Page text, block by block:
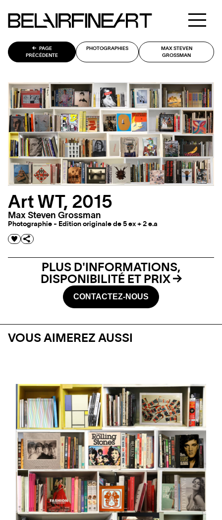
PAGE
PRÉCÉDENTE
PHOTOGRAPHIES
MAX STEVEN
GROSSMAN
Art WT, 2015
Max Steven Grossman
Photographie - Edition originale de 5 ex + 2 e.a
PLUS D'INFORMATIONS,
DISPONIBILITÉ ET PRIX
CONTACTEZ-NOUS
VOUS AIMEREZ AUSSI